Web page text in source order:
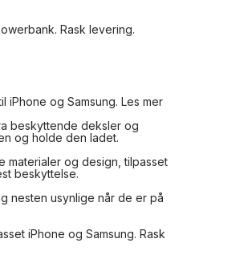
Rask levering.
og Samsung. Les mer
beskyttende deksler og
og holde den ladet.
materialer og design, tilpasset
beskyttelse.
nesten usynlige når de er på
iPhone og Samsung. Rask